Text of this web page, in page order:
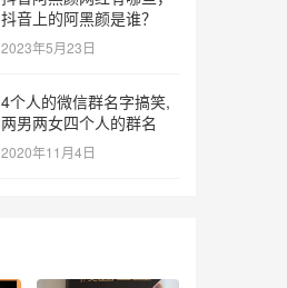
抖音上的阿黑颜是谁？
2023年5月23日
4个人的微信群名字搞笑,
两男两女四个人的群名
2020年11月4日